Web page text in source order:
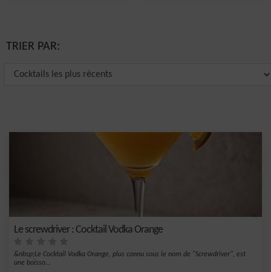
TRIER PAR:
Le screwdriver : Cocktail Vodka Orange
&nbsp;Le Cocktail Vodka Orange, plus connu sous le nom de "Screwdriver", est
une boisso...